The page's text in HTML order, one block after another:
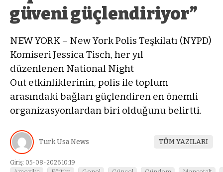
güveni güçlendiriyor”
NEW YORK – New York Polis Teşkilatı (NYPD)
Komiseri Jessica Tisch, her yıl
düzenlenen National Night
Out etkinliklerinin, polis ile toplum
arasındaki bağları güçlendiren en önemli
organizasyonlardan biri olduğunu belirtti.
Turk Usa News TÜM YAZILARI
Giriş: 05-08-2026 10:19